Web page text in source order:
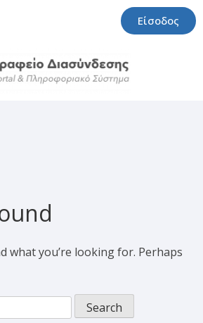
Είσοδος
what you’re looking for. Perhaps